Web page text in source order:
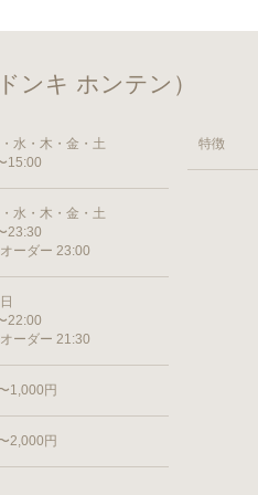
ンキ ホンテン）
水・木・金・土
15:00
水・木・金・土
23:30
ーダー 23:00
22:00
ーダー 21:30
1,000円
2,000円
特徴